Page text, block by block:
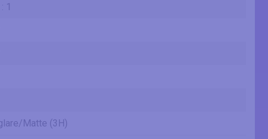
1
Matte (3H)